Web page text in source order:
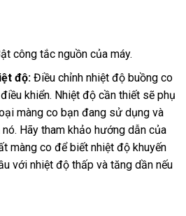
công tắc nguồn của máy.
độ:Điều chỉnh nhiệt độ buồng co
khiển. Nhiệt độ cần thiết sẽ phụ
màng co bạn đang sử dụng và
Hãy tham khảo hướng dẫn của
màng co để biết nhiệt độ khuyến
với nhiệt độ thấp và tăng dần nếu